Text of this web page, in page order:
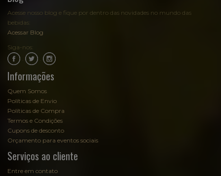
Acesse nosso blog e fique por dentro das novidades no mundo das
bebidas:
Acessar Blog
Siga-nos:
Informações
Quem Somos
Políticas de Envio
Políticas de Compra
Termos e Condições
Cupons de desconto
Orçamento para eventos sociais
Serviços ao cliente
Entre em contato